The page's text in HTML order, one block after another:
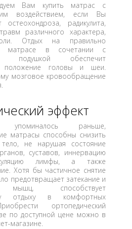
Вам купить матрас с
воздействием, если Вы
остеохондроза, радикулита,
различного характера,
Отдых на правильно
матрасе в сочетании с
подушкой обеспечит
положение головы и шеи.
мозговое кровообращение
эффект
раньше,
матрасы способны снизить
не нарушая состояние
суставов, иннервацию
лимфы, а также
Хотя бы частичное снятие
предотвращает затекание и
мышц, способствует
отдыху в комфортных
ортопедический
по доступной цене можно в
магазине.